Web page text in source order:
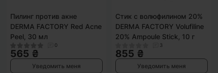
Пилинг против акне
DERMA FACTORY Red Acne
Peel, 30 мл
0
565 ₴
Уведомить меня
Стик с волюфилином 20%
DERMA FACTORY Volufiline
20% Ampoule Stick, 10 г
3
855 ₴
Уведомить меня